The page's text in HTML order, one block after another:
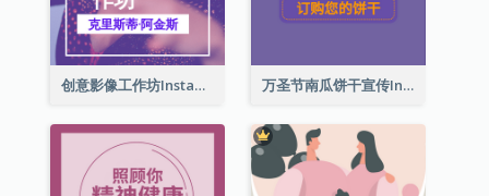
创意影像工作坊Instagram限时动态 万圣节南瓜饼干宣传Instagram限时动态